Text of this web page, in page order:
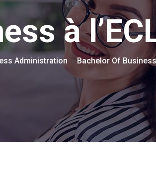
à
Administration > Bachelor Of Business